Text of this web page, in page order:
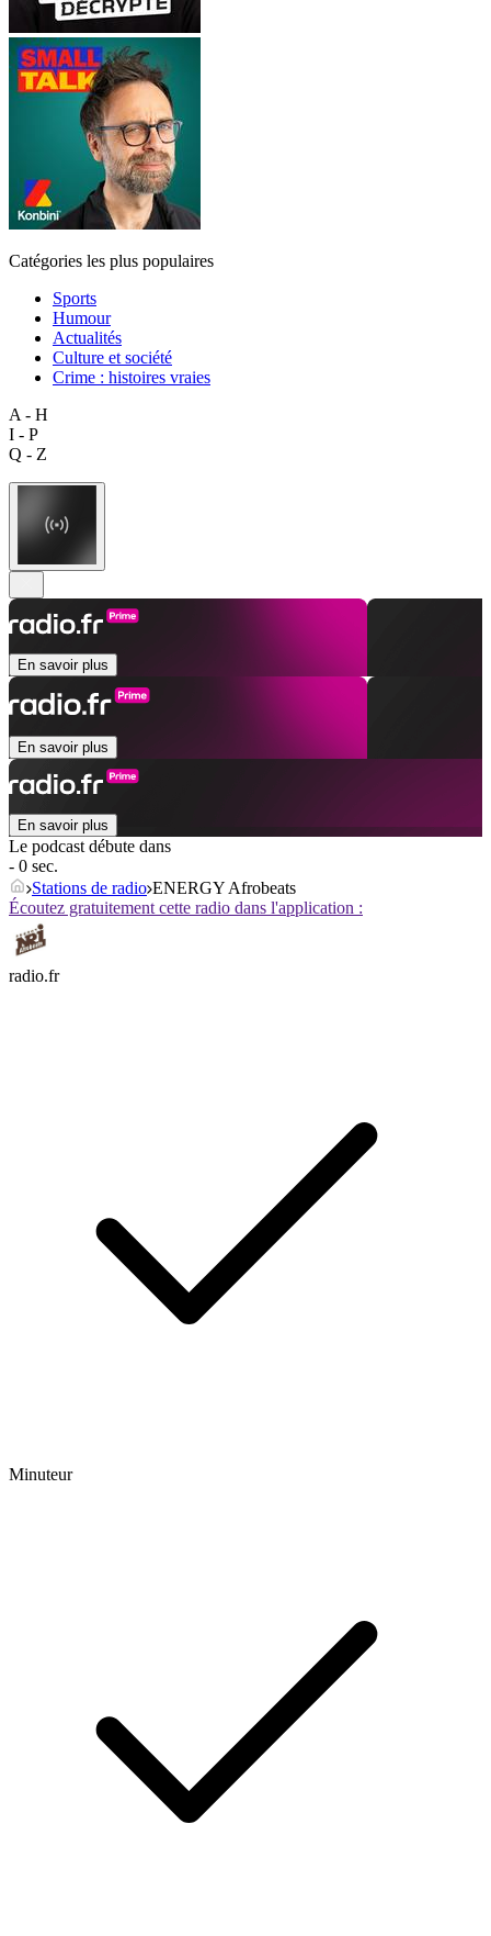
Catégories les plus populaires
Sports
Humour
Actualités
Culture et société
Crime : histoires vraies
A - H
I - P
Q - Z
En savoir plus
En savoir plus
En savoir plus
Le podcast débute dans
- 0 sec.
Stations de radio ENERGY Afrobeats
Écoutez gratuitement cette radio dans l'application :
radio.fr
Minuteur